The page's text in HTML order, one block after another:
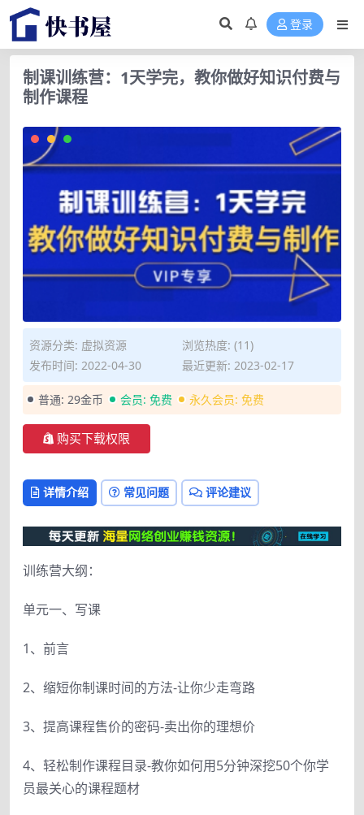
登录
制课训练营：1天学完，教你做好知识付费与
制作课程
资源分类: 虚拟资源
浏览热度: (11)
发布时间: 2022-04-30
最近更新: 2023-02-17
普通: 29金币 会员: 免费 永久会员: 免费
购买下载权限
详情介绍 常见问题 评论建议
训练营大纲：
单元一、写课
1、前言
2、缩短你制课时间的方法-让你少走弯路
3、提高课程售价的密码-卖出你的理想价
4、轻松制作课程目录-教你如何用5分钟深挖50个你学
员最关心的课程题材